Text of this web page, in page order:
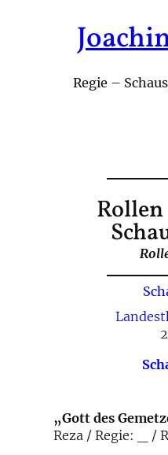
Regie –
„Gott des
Reza / Regie: _ /